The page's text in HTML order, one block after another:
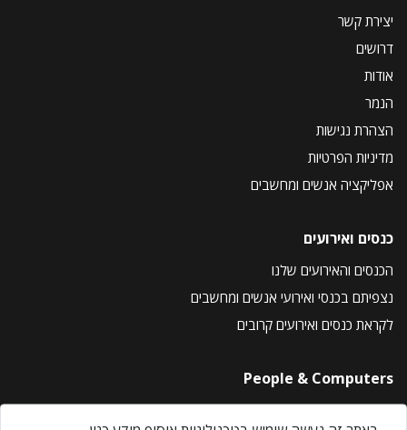
יצירת קשר
דרושים
אודות
הנמר
הצהרת נגישות
מדיניות הפרטיות
אפליקציה אנשים ומחשבים
כנסים ואירועים
הכנסים והאירועים שלנו
נצפיתם בכנסי ואירועי אנשים ומחשבים
לקראת כנסים ואירועים קרובים
People & Computers
About Us